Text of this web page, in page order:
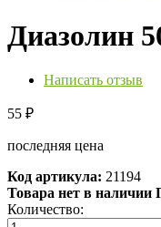
Диазолин
Написать отзыв
55 ₽
последняя цена
Код артикула: 21194
Товара нет в наличии
Количество: